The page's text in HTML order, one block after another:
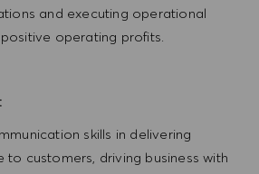
and executing operational
operating profits.
skills in delivering
to customers, driving business with